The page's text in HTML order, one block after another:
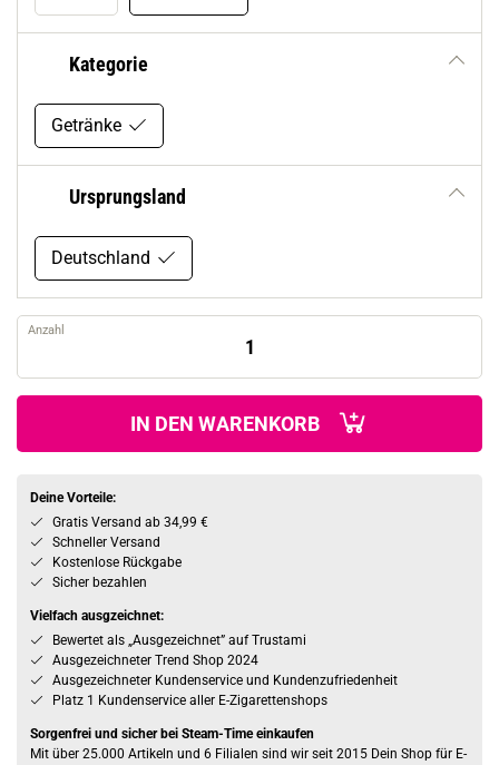
Kategorie
Getränke
Ursprungsland
Deutschland
Anzahl
IN DEN WARENKORB
Deine Vorteile:
Gratis Versand ab 34,99 €
Schneller Versand
Kostenlose Rückgabe
Sicher bezahlen
Vielfach ausgzeichnet:
Bewertet als „Ausgezeichnet” auf Trustami
Ausgezeichneter Trend Shop 2024
Ausgezeichneter Kundenservice und Kundenzufriedenheit
Platz 1 Kundenservice aller E-Zigarettenshops
Sorgenfrei und sicher bei Steam-Time einkaufen
Mit über 25.000 Artikeln und 6 Filialen sind wir seit 2015 Dein Shop für E-